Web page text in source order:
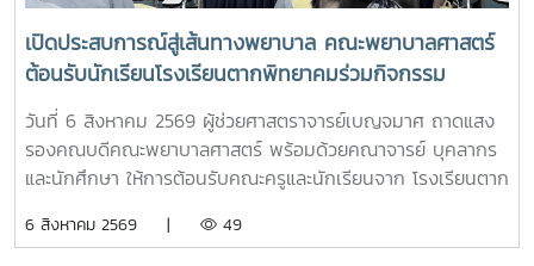
เปิดประสบการณ์สู่เส้นทางพยาบาล คณะพยาบาลศาสตร์
ต้อนรับนักเรียนโรงเรียนตากพิทยาคมร่วมกิจกรรม
"Future Nurse Portfolio"
วันที่ 6 สิงหาคม 2569 ผู้ช่วยศาสตราจารย์เบญจมาศ ถาดแสง
รองคณบดีคณะพยาบาลศาสตร์ พร้อมด้วยคณาจารย์ บุคลากร
และนักศึกษา ให้การต้อนรับคณะครูและนักเรียนจาก โรงเรียนตาก
ศึกษาต่อด้านพยาบาลศาสตร์ ณ ห้อง E403 ชั้น 4ในการนี้ ผู้
6 สิงหาคม 2569 | 49